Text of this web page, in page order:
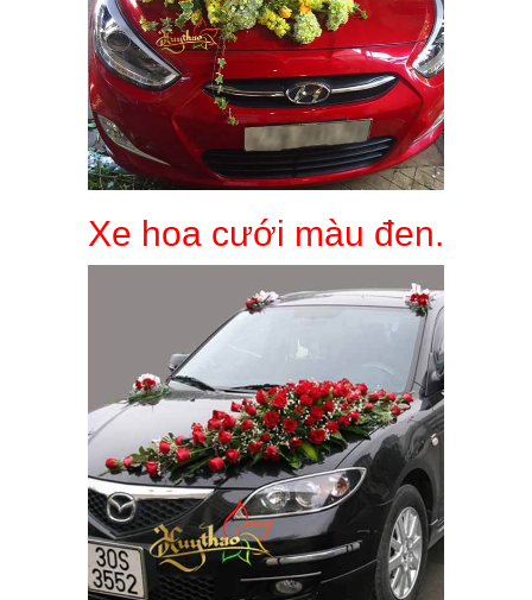
Xe hoa cưới màu đen.